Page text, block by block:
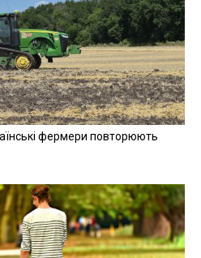
фермери повторюють